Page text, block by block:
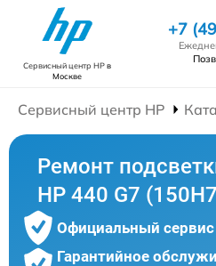
Сервисный центр HPв
Москве
+7
Сервисный центр HP
Ремонт
HP 440 G7
Официальный сервис
Гарантийное